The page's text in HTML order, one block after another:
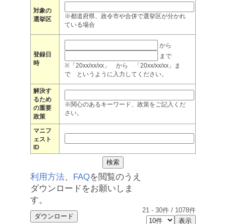
対象の
選挙区
※都道府県、政令市や合併で選挙区が分かれ
ている場合
登録日
時
から
まで
※「20xx/xx/xx」 から 「20xx/xx/xx」ま
で というように入力してください。
解決す
るため
の重要
政策
※関心のあるキーワード、政策をご記入くだ
さい。
マニフ
ェスト
ID
利用方法、 FAQを閲覧のうえ
ダウンロードをお願いしま
す。
21 - 30件 / 1078件